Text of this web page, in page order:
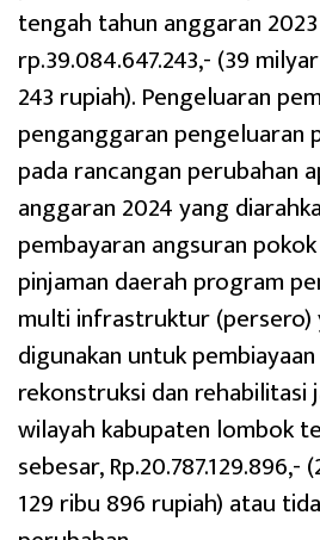
tengah tahun anggaran
rp.39.084.647.243,- (39
243 rupiah). Pengeluaran
penganggaran pengeluaran
pada rancangan perubahan
anggaran 2024 yang
pembayaran angsuran
pinjaman daerah program
multi infrastruktur (persero)
digunakan untuk
rekonstruksi dan rehabilitasi
wilayah kabupaten lombok
sebesar,
129 ribu 896 rupiah) atau